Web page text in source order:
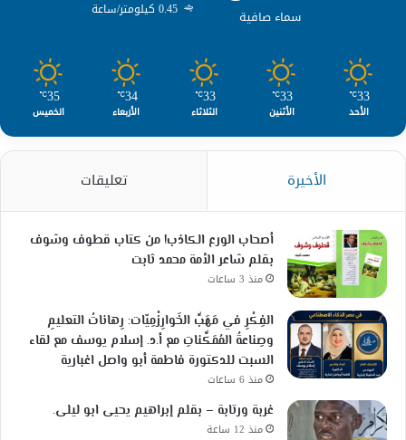
سماء صافية
0.45 كيلومتر/ساعة
33
℃
الأحد
33
℃
الأثنين
33
℃
الثلاثاء
34
℃
الأربعاء
35
℃
الخميس
الأخيرة تعليقات
أصحاب الورع الكاذب! من كتاب قطوف وشوف
بقلم شاعر الأمة محمد ثابت
منذ 3 ساعات
الفِكْرِ في مَهَبِّ الخَوارِزْمِيّات: رِهاناتُ التعليمِ
وصِناعةُ المُمَكِّناتِ مع أ.د. إسلام يوسف مع لقاء
السبت للدكتورة فاطمة أبو واصل اغبارية
منذ 6 ساعات
غربة ورتابة – بقلم إبراهيم يحيى ابو ليلى.
منذ 12 ساعة